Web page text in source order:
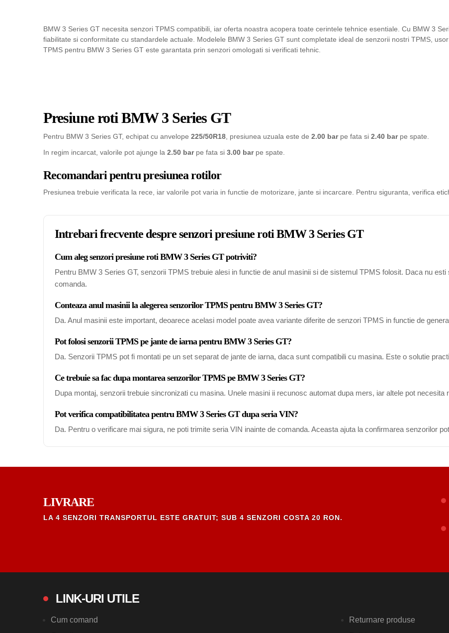
BMW 3 Series GT necesita senzori TPMS compatibili, iar oferta noastra acopera toate cerintele tehnice esentiale. Cu BMW 3
fiabilitate si conformitate cu standardele actuale. Modelele BMW 3 Series GT sunt completate ideal de senzorii nostri TPMS,
TPMS pentru BMW 3 Series GT este garantata prin senzori omologati si verificati tehnic.
Presiune roti BMW 3 Series GT
Pentru BMW 3 Series GT, echipat cu anvelope 225/50R18, presiunea uzuala este de 2.00 barpe fata si 2.40 barpe spate.
In regim incarcat, valorile pot ajunge la 2.50 barpe fata si 3.00 barpe spate.
Recomandari pentru presiunea rotilor
Presiunea trebuie verificata la rece, iar valorile pot varia in functie de motorizare, jante si incarcare. Pentru siguranta, verifica
Intrebari frecvente despre senzori presiune roti BMW 3 Series GT
Cum aleg senzori presiune roti BMW 3 Series GT potriviti?
Pentru BMW 3 Series GT, senzorii TPMS trebuie alesi in functie de anul masinii si de sistemul TPMS folosit. Daca nu
comanda.
Conteaza anul masinii la alegerea senzorilor TPMS pentru BMW 3 Series GT?
Da. Anul masinii este important, deoarece acelasi model poate avea variante diferite de senzori TPMS in functie de
Pot folosi senzorii TPMS pe jante de iarna pentru BMW 3 Series GT?
Da. Senzorii TPMS pot fi montati pe un set separat de jante de iarna, daca sunt compatibili cu masina. Este o solutie
Ce trebuie sa fac dupa montarea senzorilor TPMS pe BMW 3 Series GT?
Dupa montaj, senzorii trebuie sincronizati cu masina. Unele masini ii recunosc automat dupa mers, iar altele pot
Pot verifica compatibilitatea pentru BMW 3 Series GT dupa seria VIN?
Da. Pentru o verificare mai sigura, ne poti trimite seria VIN inainte de comanda. Aceasta ajuta la confirmarea senzorilor
LIVRARE
LA 4 SENZORI TRANSPORTUL ESTE GRATUIT; SUB 4 SENZORI COSTA 20 RON.
LINK-URI UTILE
Cum comand
Returnare produse